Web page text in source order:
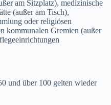
am Sitzplatz), medizinische
(außer am Tisch),
oder religiösen
kommunalen Gremien (außer
und über 100 gelten wieder